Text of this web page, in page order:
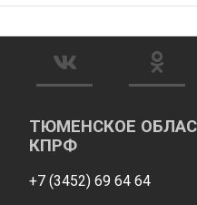
ТЮМЕНСКОЕ
КПРФ
+7 (3452) 69 64 64